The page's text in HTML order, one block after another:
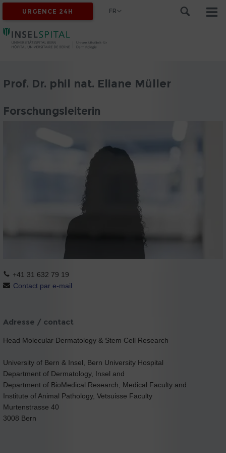
URGENCE 24H FR
Prof. Dr. phil nat. Eliane Müller
Forschungsleiterin
+41 31 632 79 19
Contact par e-mail
Adresse / contact
Head Molecular Dermatology & Stem Cell Research
University of Bern & Insel, Bern University Hospital
Department of Dermatology, Insel and
Department of BioMedical Research, Medical Faculty and
Institute of Animal Pathology, Vetsuisse Faculty
Murtenstrasse 40
3008 Bern